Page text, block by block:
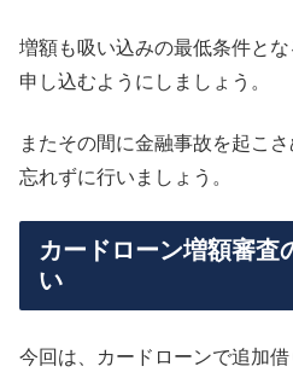
増額も吸い込みの最低条件と
申し込むようにしましょう。
またその間に金融事故を起こ
忘れずに行いましょう。
カードローン増額審査
い
今回は、カードローンで追加借